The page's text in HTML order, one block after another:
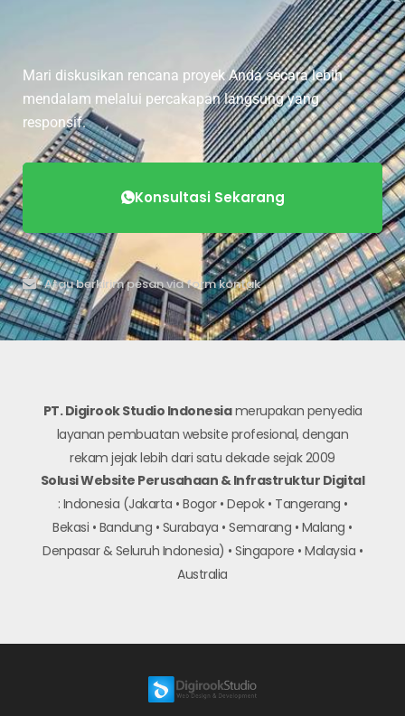
Mari diskusikan rencana proyek Anda secara lebih
mendalam melalui percakapan langsung yang
responsif.
Konsultasi Sekarang
Atau berkirim pesan via form kontak
PT. Digirook Studio Indonesiamerupakan penyedia
layanan pembuatan website profesional, dengan
rekam jejak lebih dari satu dekade sejak 2009
Solusi Website Perusahaan & Infrastruktur Digital
: Indonesia (Jakarta • Bogor • Depok • Tangerang •
Bekasi • Bandung • Surabaya • Semarang • Malang •
Denpasar & Seluruh Indonesia) • Singapore • Malaysia •
Australia